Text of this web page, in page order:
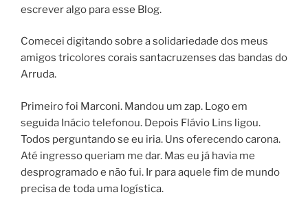
escrever algo para esse Blog.
Comecei digitando sobre a solidariedade dos meus
amigos tricolores corais santacruzenses das bandas do
Arruda.
Primeiro foi Marconi. Mandou um zap. Logo em
seguida Inácio telefonou. Depois Flávio Lins ligou.
Todos perguntando se eu iria. Uns oferecendo carona.
Até ingresso queriam me dar. Mas eu já havia me
desprogramado e não fui. Ir para aquele fim de mundo
precisa de toda uma logística.